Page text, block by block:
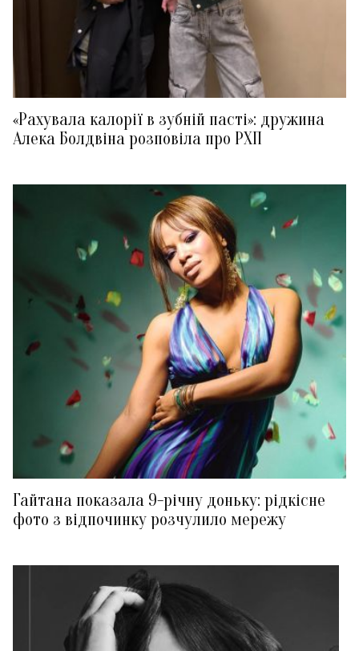
«Рахувала калорії в зубній пасті»: дружина
Алека Болдвіна розповіла про РХП
Гайтана показала 9-річну доньку: рідкісне
фото з відпочинку розчулило мережу